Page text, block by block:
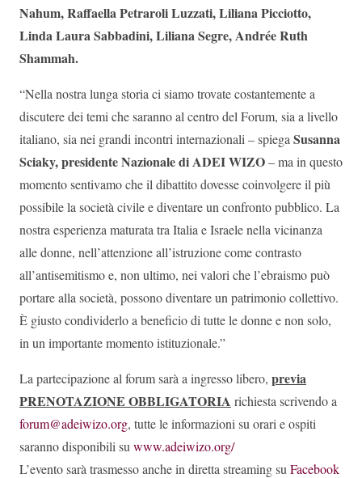
Nahum, Raffaella Petraroli Luzzati, Liliana Picciotto,
Linda Laura Sabbadini, Liliana Segre, Andrée Ruth
Shammah.
“Nella nostra lunga storia ci siamo trovate costantemente a
discutere dei temi che saranno al centro del Forum, sia a livello
italiano, sia nei grandi incontri internazionali – spiega Susanna
Sciaky, presidente Nazionale di ADEI WIZO– ma in questo
momento sentivamo che il dibattito dovesse coinvolgere il più
possibile la società civile e diventare un confronto pubblico. La
nostra esperienza maturata tra Italia e Israele nella vicinanza
alle donne, nell’attenzione all’istruzione come contrasto
all’antisemitismo e, non ultimo, nei valori che l’ebraismo può
portare alla società, possono diventare un patrimonio collettivo.
È giusto condividerlo a beneficio di tutte le donne e non solo,
in un importante momento istituzionale.”
La partecipazione al forum sarà a ingresso libero, previa
PRENOTAZIONE OBBLIGATORIA richiesta scrivendo a
forum@adeiwizo.org, tutte le informazioni su orari e ospiti
saranno disponibili su www.adeiwizo.org/
L’evento sarà trasmesso anche in diretta streaming su Facebook